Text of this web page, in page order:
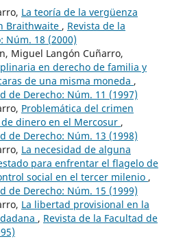
La teoría de la vergüenza
Braithwaite , Revista de la
Núm. 18 (2000)
Miguel Langón Cuñarro,
en derecho de familia y
de una misma moneda ,
de Derecho: Núm. 11 (1997)
Problemática del crimen
dinero en el Mercosur ,
de Derecho: Núm. 13 (1998)
La necesidad de alguna
para enfrentar el flagelo de
social en el tercer milenio ,
de Derecho: Núm. 15 (1999)
La libertad provisional en la
, Revista de la Facultad de